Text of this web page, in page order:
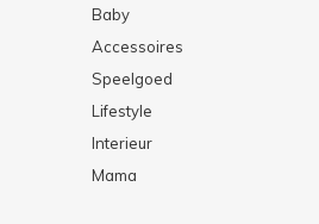
Baby
Accessoires
Speelgoed
Lifestyle
Interieur
Mama